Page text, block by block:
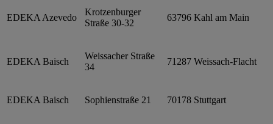
EDEKA Azevedo
Krotzenburger
Straße 30-32
63796 Kahl am Main
EDEKA Baisch
Weissacher Straße
34
71287 Weissach-Flacht
EDEKA Baisch Sophienstraße 21 70178 Stuttgart